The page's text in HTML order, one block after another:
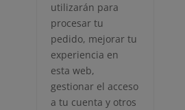
utilizarán para
procesar tu
pedido, mejorar tu
experiencia en
esta web,
gestionar el acceso
a tu cuenta y otros